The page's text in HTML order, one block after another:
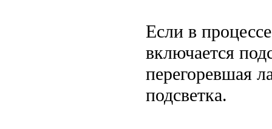
Если в
включается
перегоревшая
подсветка.